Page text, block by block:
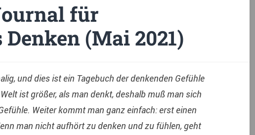
für
(Mai 2021)
und dies ist ein Tagebuch der denkenden Gefühle
ist größer, als man denkt, deshalb muß man sich
Weiter kommt man ganz einfach: erst einen
man nicht aufhört zu denken und zu fühlen, geht